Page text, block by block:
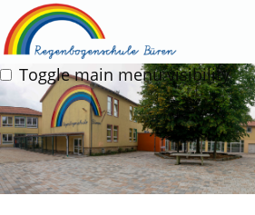
Toggle main menu visibility